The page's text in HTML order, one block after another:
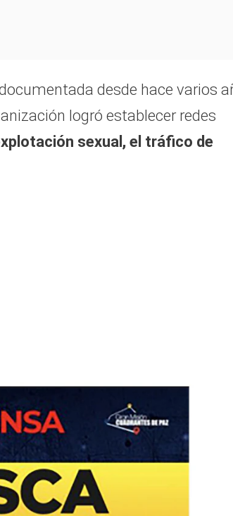
desde hace varios
logró establecer redes
sexual, el tráfico de